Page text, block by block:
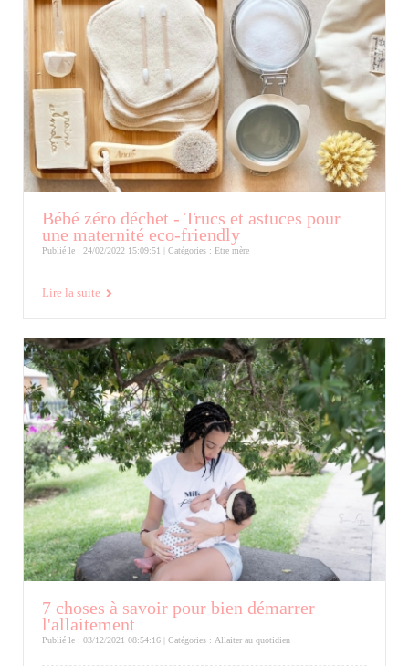
Bébé zéro déchet - Trucs et astuces pour
une maternité eco-friendly
Publié le : 24/02/2022 15:09:51 | Catégories : Etre mère
Lire la suite
7 choses à savoir pour bien démarrer
l'allaitement
Publié le : 03/12/2021 08:54:16 | Catégories : Allaiter au quotidien